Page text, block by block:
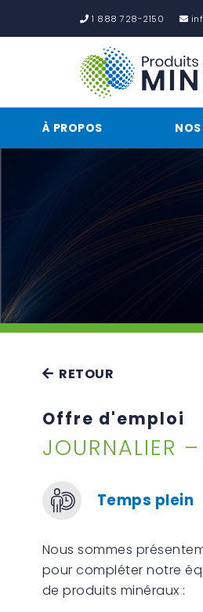
1 888 728-2150
À PROPOS
RETOUR
Offre d'emploi
JOURNALIER
Temps plein
Nous sommes
pour compléter notre
de produits minéraux :